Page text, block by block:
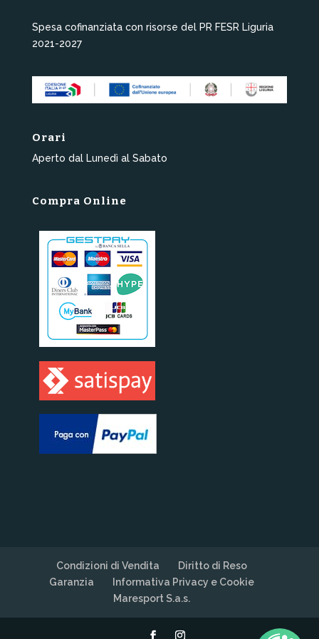
Spesa cofinanziata con risorse del PR FESR Liguria
2021-2027
Orari
Aperto dal Lunedì al Sabato
Compra Online
Condizioni di Vendita
Diritto di Reso
Garanzia
Informativa Privacy e Cookie
Maresport S.a.s.